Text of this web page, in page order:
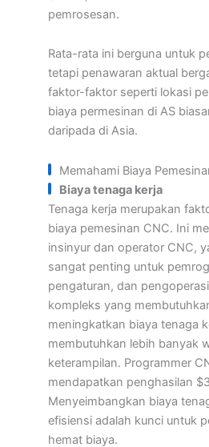
pemrosesan.
Rata-rata ini berguna untuk
tetapi penawaran aktual
faktor-faktor seperti lokasi
biaya permesinan di AS
daripada di Asia.
Memahami Biaya
Biaya tenaga kerja
Tenaga kerja merupakan
biaya pemesinan CNC. Ini
insinyur dan operator CNC,
sangat penting untuk
pengaturan, dan
kompleks yang
meningkatkan biaya tenaga
membutuhkan lebih banyak
keterampilan. Programmer
mendapatkan penghasilan
Menyeimbangkan biaya
efisiensi adalah kunci untuk
hemat biaya.